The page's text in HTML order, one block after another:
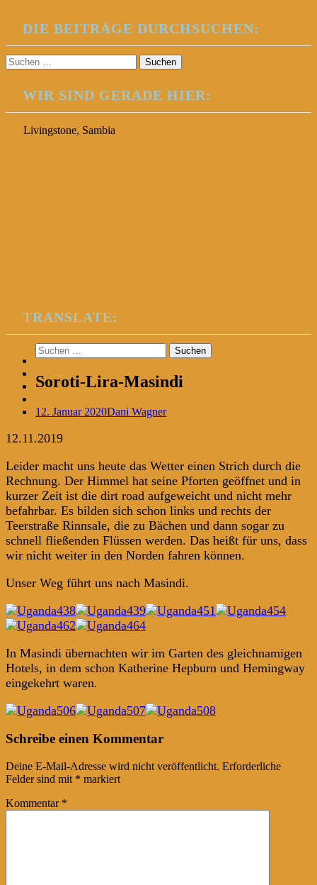
DIE BEITRÄGE DURCHSUCHEN:
Suchen
nach:
WIR SIND GERADE HIER:
Livingstone, Sambia
TRANSLATE:
Suchen
nach:
Soroti-Lira-Masindi
12. Januar 2020Dani Wagner
12.11.2019
Leider macht uns heute das Wetter einen Strich durch die
Rechnung. Der Himmel hat seine Pforten geöffnet und in
kurzer Zeit ist die dirt road aufgeweicht und nicht mehr
befahrbar. Es bilden sich schon links und rechts der
Teerstraße Rinnsale, die zu Bächen und dann sogar zu
schnell fließenden Flüssen werden. Das heißt für uns, dass
wir nicht weiter in den Norden fahren können.
Unser Weg führt uns nach Masindi.
In Masindi übernachten wir im Garten des gleichnamigen
Hotels, in dem schon Katherine Hepburn und Hemingway
eingekehrt waren.
Post
navigation
←
→
Schreibe einen Kommentar
Deine E-Mail-Adresse wird nicht veröffentlicht. Erforderliche
Felder sind mit * markiert
Kommentar *